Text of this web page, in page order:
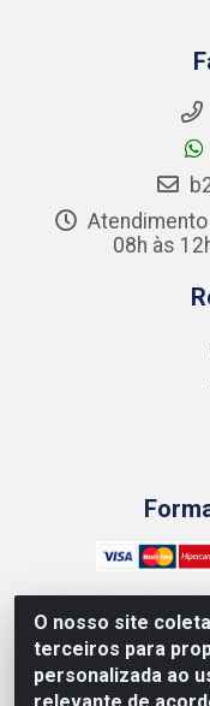
O nosso site
terceiros para
personalizada ao
08h às
Kgmlan
Rua Pedro de